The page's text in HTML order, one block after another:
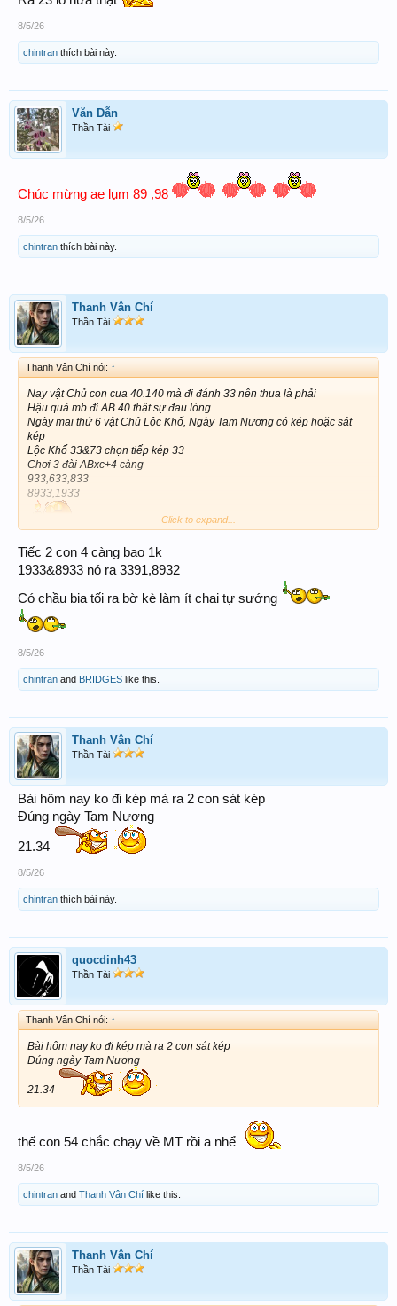
8/5/26
chintran thích bài này.
Văn Dẫn
Thần Tài
Chúc mừng ae lụm 89 ,98
8/5/26
chintran thích bài này.
Thanh Vân Chí
Thần Tài
Thanh Vân Chí nói: ↑
Nay vật Chủ con cua 40.140 mà đi đánh 33 nên thua là phải
Hậu quả mb đi AB 40 thật sự đau lòng
Ngày mai thứ 6 vật Chủ Lộc Khố, Ngày Tam Nương có kép hoặc sát
kép
Lộc Khố 33&73 chọn tiếp kép 33
Chơi 3 đài ABxc+4 càng
933,633,833
8933,1933
Click to expand...
Tiếc 2 con 4 càng bao 1k
1933&8933 nó ra 3391,8932
Có chầu bia tối ra bờ kè làm ít chai tự sướng
8/5/26
chintran and BRIDGES like this.
Thanh Vân Chí
Thần Tài
Bài hôm nay ko đi kép mà ra 2 con sát kép
Đúng ngày Tam Nương
21.34
8/5/26
chintran thích bài này.
quocdinh43
Thần Tài
Thanh Vân Chí nói: ↑
Bài hôm nay ko đi kép mà ra 2 con sát kép
Đúng ngày Tam Nương
21.34
thế con 54 chắc chạy về MT rồi a nhể
8/5/26
chintran and Thanh Vân Chí like this.
Thanh Vân Chí
Thần Tài